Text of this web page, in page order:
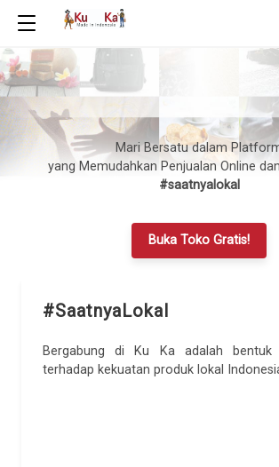
Mari Bersatu dalam
yang Memudahkan Penjualan Online
#saatnyalokal
Buka Toko Gratis!
#SaatnyaLokal
Bergabung di Ku Ka adalah bentuk
terhadap kekuatan produk lokal